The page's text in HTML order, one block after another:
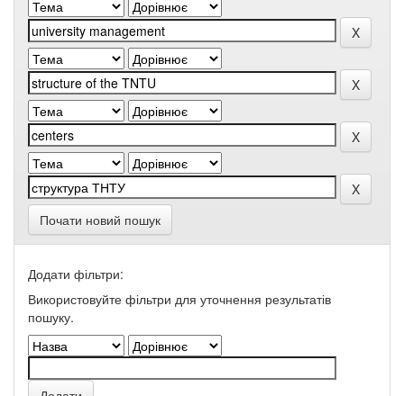
Почати новий пошук
Додати фільтри:
Використовуйте фільтри для уточнення результатів
пошуку.